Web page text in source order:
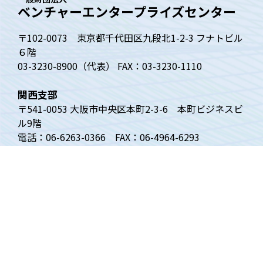
ベンチャーエンタープライズセンター
〒102-0073 東京都千代田区九段北1-2-3 フナトビル
６階
03-3230-8900（代表） FAX：03-3230-1110
関西支部
〒541-0053 大阪市中央区本町2-3-6 本町ビジネスビ
ル9階
電話：06-6263-0366 FAX：06-4964-6293